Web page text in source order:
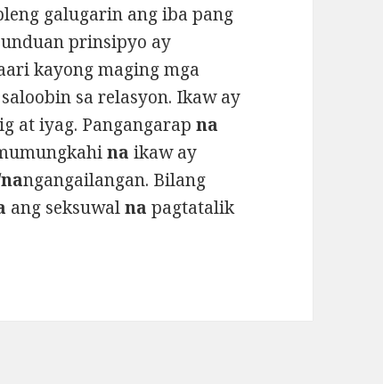
galugarin ang iba pang
prinsipyo ay
kayong maging mga
sa relasyon. Ikaw ay
at iyag. Pangangarapna
na ikaw ay
nangangailangan. Bilang
ang seksuwalna pagtatalik